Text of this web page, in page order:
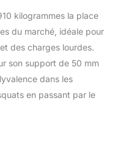
Sa fabrication
aux dimensions
en fait un
pour les
de powerlifting
divers. Diamètres
étendus,
et couple des
kilogrammes la place
du marché, idéale pour
des charges lourdes.
son support de 50 mm
dans les
en passant par le